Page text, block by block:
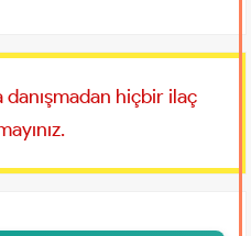
hiçbir ilaç